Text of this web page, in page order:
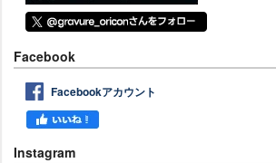
Facebook
Facebookアカウント
Instagram